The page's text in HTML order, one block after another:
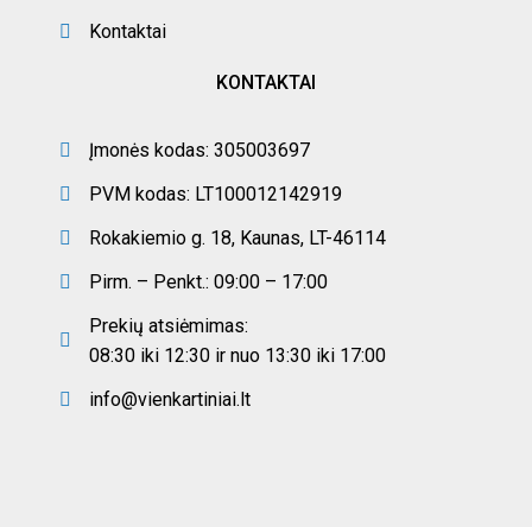
Kontaktai
KONTAKTAI
Įmonės kodas: 305003697
PVM kodas: LT100012142919
Rokakiemio g. 18, Kaunas, LT-46114
Pirm. – Penkt.: 09:00 – 17:00
Prekių atsiėmimas:
08:30 iki 12:30 ir nuo 13:30 iki 17:00
info@vienkartiniai.lt